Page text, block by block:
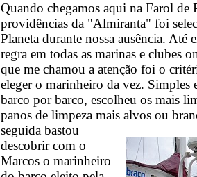
Quando chegamos aqui na Farol de
providências da "Almiranta" foi
Planeta durante nossa ausência. Até
regra em todas as marinas e clubes
que me chamou a atenção foi o
eleger o marinheiro da vez.
barco por barco, escolheu os mais
panos de limpeza mais alvos ou
seguida bastou
descobrir com o
Marcos o marinheiro